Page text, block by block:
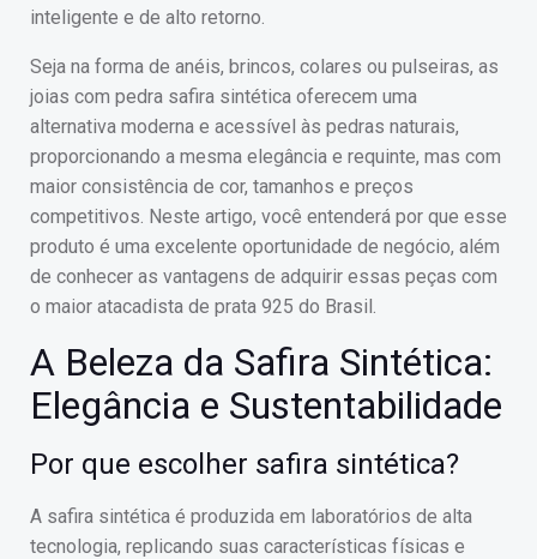
inteligente e de alto retorno.
Seja na forma de anéis, brincos, colares ou pulseiras, as
joias com pedra safira sintética oferecem uma
alternativa moderna e acessível às pedras naturais,
proporcionando a mesma elegância e requinte, mas com
maior consistência de cor, tamanhos e preços
competitivos. Neste artigo, você entenderá por que esse
produto é uma excelente oportunidade de negócio, além
de conhecer as vantagens de adquirir essas peças com
o maior atacadista de prata 925 do Brasil.
A Beleza da Safira Sintética:
Elegância e Sustentabilidade
Por que escolher safira sintética?
A safira sintética é produzida em laboratórios de alta
tecnologia, replicando suas características físicas e